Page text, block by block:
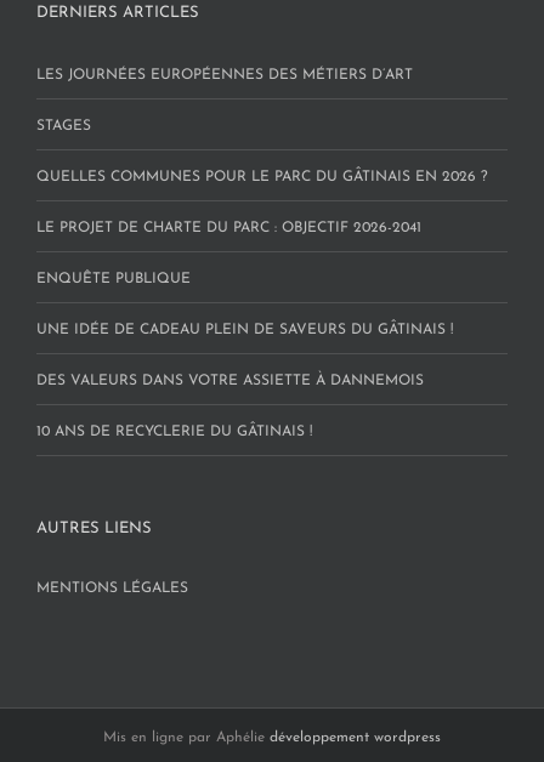
DERNIERS ARTICLES
LES JOURNÉES EUROPÉENNES DES MÉTIERS D’ART
STAGES
QUELLES COMMUNES POUR LE PARC DU GÂTINAIS EN 2026 ?
LE PROJET DE CHARTE DU PARC : OBJECTIF 2026-2041
ENQUÊTE PUBLIQUE
UNE IDÉE DE CADEAU PLEIN DE SAVEURS DU GÂTINAIS !
DES VALEURS DANS VOTRE ASSIETTE À DANNEMOIS
10 ANS DE RECYCLERIE DU GÂTINAIS !
AUTRES LIENS
MENTIONS LÉGALES
Mis en ligne par Aphélie développement wordpress